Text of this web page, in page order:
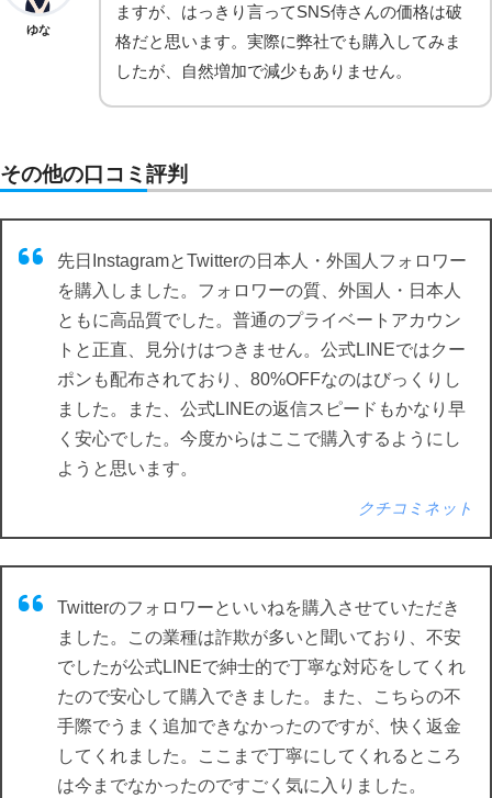
ゆな
ますが、はっきり言ってSNS侍さんの価格は破
格だと思います。実際に弊社でも購入してみま
したが、自然増加で減少もありません。
その他の口コミ評判
先日InstagramとTwitterの日本人・外国人フォロワー
を購入しました。フォロワーの質、外国人・日本人
ともに高品質でした。普通のプライベートアカウン
トと正直、見分けはつきません。公式LINEではクー
ポンも配布されており、80%OFFなのはびっくりし
ました。また、公式LINEの返信スピードもかなり早
く安心でした。今度からはここで購入するようにし
ようと思います。
クチコミネット
Twitterのフォロワーといいねを購入させていただき
ました。この業種は詐欺が多いと聞いており、不安
でしたが公式LINEで紳士的で丁寧な対応をしてくれ
たので安心して購入できました。また、こちらの不
手際でうまく追加できなかったのですが、快く返金
してくれました。ここまで丁寧にしてくれるところ
は今までなかったのですごく気に入りました。